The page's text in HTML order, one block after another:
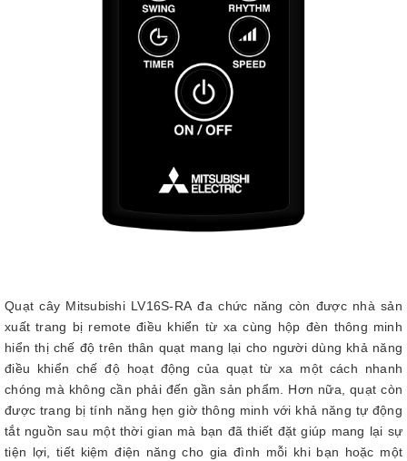
Quạt cây Mitsubishi LV16S-RA đa chức năng còn được nhà sản
xuất trang bị remote điều khiển từ xa cùng hộp đèn thông minh
hiển thị chế độ trên thân quạt mang lại cho người dùng khả năng
điều khiển chế độ hoạt động của quạt từ xa một cách nhanh
chóng mà không cần phải đến gần sản phẩm. Hơn nữa, quạt còn
được trang bị tính năng hẹn giờ thông minh với khả năng tự động
tắt nguồn sau một thời gian mà bạn đã thiết đặt giúp mang lại sự
tiện lợi, tiết kiệm điện năng cho gia đình mỗi khi bạn hoặc một